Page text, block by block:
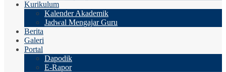
Kurikulum
Kalender Akademik
Jadwal Mengajar Guru
Berita
Galeri
Portal
Dapodik
E-Rapor